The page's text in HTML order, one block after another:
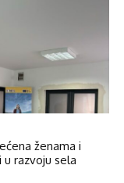
ženama i
u razvoju sela